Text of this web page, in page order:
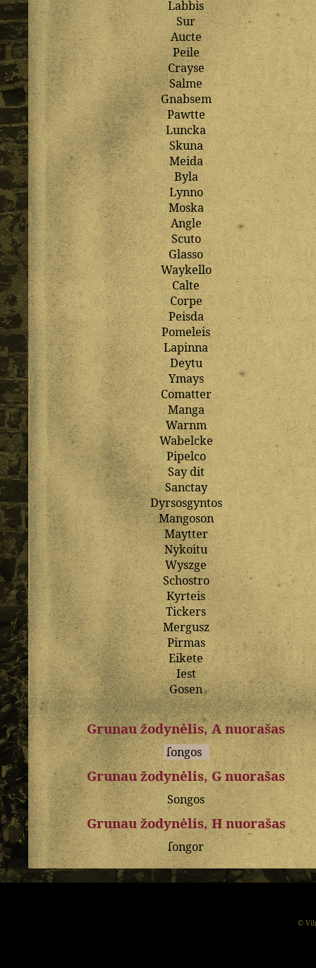
Labbis
Sur
Aucte
Peile
Crayse
Salme
Gnabsem
Pawtte
Luncka
Skuna
Meida
Byla
Lynno
Moska
Angle
Scuto
Glasso
Waykello
Calte
Corpe
Peisda
Pomeleis
Lapinna
Deytu
Ymays
Comatter
Manga
Warnm
Wabelcke
Pipelco
Saydit
Sanctay
Dyrsosgyntos
Mangoson
Maytter
Nykoitu
Wyszge
Schostro
Kyrteis
Tickers
Mergusz
Pirmas
Eikete
Iest
Gosen
Grunau žodynėlis, A nuorašas
ſongos
Grunau žodynėlis, G nuorašas
Songos
Grunau žodynėlis, H nuorašas
ſongor
©